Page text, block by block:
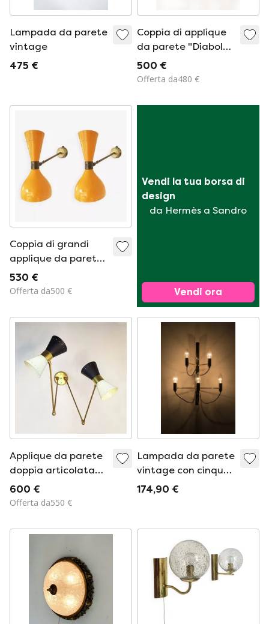
Lampada da parete
vintage
475 €
Coppia di applique
da parete "Diabolo",
design anni '50.
500 €
Offerta da480 €
Coppia di grandi
applique da parete
italiane, design anni
'50.
530 €
Offerta da500 €
Vendi la tua borsa di
design
da Hermès a Sandro
Vendi ora
Applique da parete
doppia articolata
Diabolo, design anni
'50
600 €
Offerta da550 €
Lampada da parete
vintage con cinque
punti luce
174,90 €